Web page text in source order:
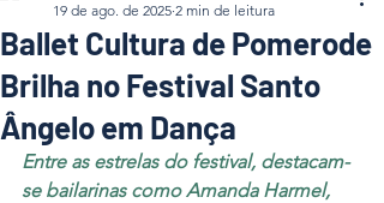
Ballet Cultura de Pomerode
Brilha no Festival Santo
Ângelo em Dança
19 de ago. de 2025 2 min de leitura
Entre as estrelas do festival, destacam-
se bailarinas como Amanda Harmel,